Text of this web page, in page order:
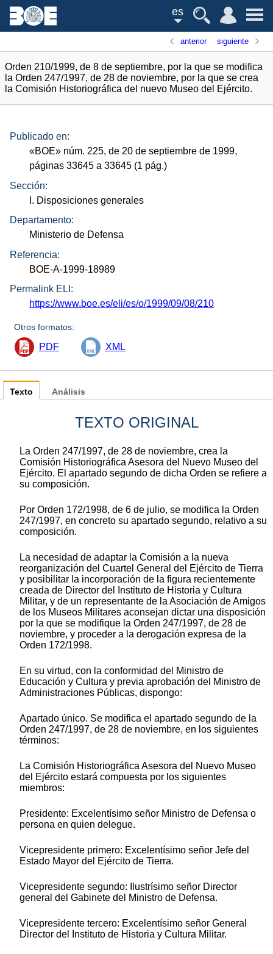
es
anterior siguiente
Orden 210/1999, de 8 de septiembre, por la que se modifica
la Orden 247/1997, de 28 de noviembre, por la que se crea
la Comisión Historiográfica del nuevo Museo del Ejército.
Publicado en:
«BOE» núm. 225, de 20 de septiembre de 1999,
páginas 33645 a 33645 (1 pág.)
Sección:
I. Disposiciones generales
Departamento:
Ministerio de Defensa
Referencia:
BOE-A-1999-18989
Permalink ELI:
https://www.boe.es/eli/es/o/1999/09/08/210
Otros formatos:
PDF XML
Texto
TEXTO ORIGINAL
La Orden 247/1997, de 28 de noviembre, crea la
Comisión Historiográfica Asesora del Nuevo Museo del
Ejército. El apartado segundo de dicha Orden se refiere a
su composición.
Por Orden 172/1998, de 6 de julio, se modifica la Orden
247/1997, en concreto su apartado segundo, relativo a su
composición.
La necesidad de adaptar la Comisión a la nueva
reorganización del Cuartel General del Ejército de Tierra
y posibilitar la incorporación de la figura recientemente
creada de Director del Instituto de Historia y Cultura
Militar, y de un representante de la Asociación de Amigos
de los Museos Militares aconsejan dictar una disposición
por la que se modifique la Orden 247/1997, de 28 de
noviembre, y proceder a la derogación expresa de la
Orden 172/1998.
En su virtud, con la conformidad del Ministro de
Educación y Cultura y previa aprobación del Ministro de
Administraciones Públicas, dispongo:
Apartado único. Se modifica el apartado segundo de la
Orden 247/1997, de 28 de noviembre, en los siguientes
términos:
La Comisión Historiográfica Asesora del Nuevo Museo
del Ejército estará compuesta por los siguientes
miembros:
Presidente: Excelentísimo señor Ministro de Defensa o
persona en quien delegue.
Vicepresidente primero: Excelentísimo señor Jefe del
Estado Mayor del Ejército de Tierra.
Vicepresidente segundo: Ilustrísimo señor Director
general del Gabinete del Ministro de Defensa.
Vicepresidente tercero: Excelentísimo señor General
Director del Instituto de Historia y Cultura Militar.
Análisis